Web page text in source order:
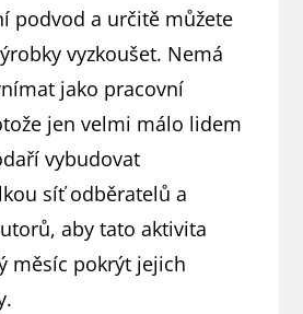
podvod a určitě můžete
vyzkoušet. Nemá
jako pracovní
jen velmi málo lidem
vybudovat
síť odběratelů a
aby tato aktivita
měsíc pokrýt jejich